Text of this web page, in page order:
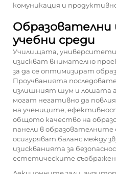
комуникация и
учебни среди
Училищата,
изискват внимателно
за да се оптимизират
Проучванията
излишният шум и лошата
могат негативно да
на учениците,
общото качество на
панели в образователните
осигуряват баланс между
изискванията за
естетическите